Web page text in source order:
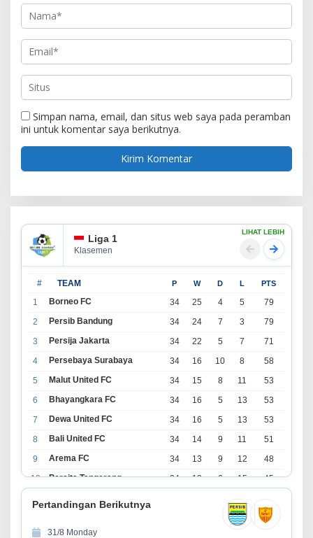
Simpan nama, email, dan situs web saya pada peramban
ini untuk komentar saya berikutnya.
Liga 1
Klasemen
LIHAT LEBIH
# TEAM P W D L PTS
1 Borneo FC 34 25 4 5
79
2
Persib Bandung 34 24 7 3
79
3
Persija Jakarta 34 22 5 7
71
4
Persebaya Surabaya 34 16 10 8
58
5
Malut United FC 34 15 8 11
53
6
Bhayangkara FC 34 16 5 13
53
7
Dewa United FC 34 16 5 13
53
8
Bali United FC 34 14 9 11
51
9
Arema FC 34 13 9 12
48
10
Persita Tangerang 34 13 6 15
45
17
39
Pertandingan Berikutnya
31/8 Monday